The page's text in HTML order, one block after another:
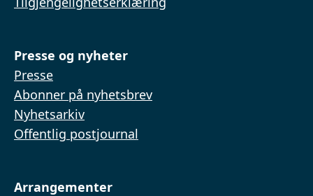
Presse og nyheter
Presse
Abonner på nyhetsbrev
Nyhetsarkiv
Offentlig postjournal
Arrangementer